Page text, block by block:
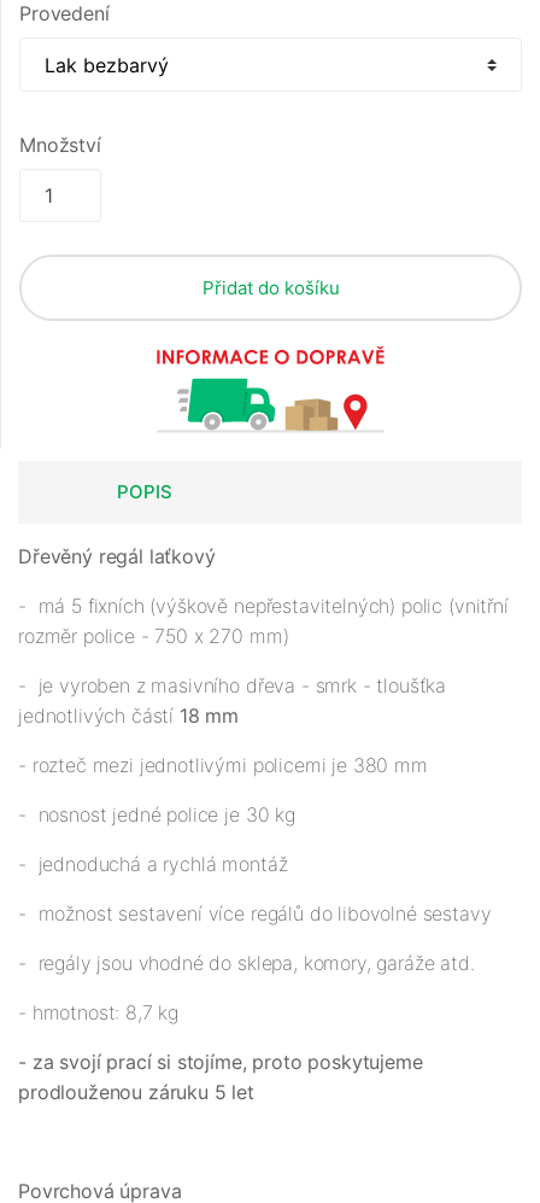
Provedení
Množství
Přidat do košíku
POPIS
Dřevěný regál laťkový
- má 5 fixních (výškově nepřestavitelných) polic (vnitřní
rozměr police - 750 x 270 mm)
- je vyroben z masivního dřeva - smrk - tloušťka
jednotlivých částí 18 mm
- rozteč mezi jednotlivými policemi je 380 mm
- nosnost jedné police je 30 kg
- jednoduchá a rychlá montáž
- možnost sestavení více regálů do libovolné sestavy
- regály jsou vhodné do sklepa, komory, garáže atd.
- hmotnost: 8,7 kg
- za svojí prací si stojíme, proto poskytujeme
prodlouženou záruku 5 let
Povrchová úprava